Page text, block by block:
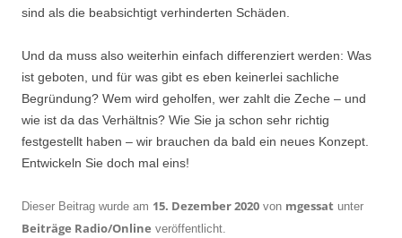
sind als die beabsichtigt verhinderten Schäden.
Und da muss also weiterhin einfach differenziert werden: Was
ist geboten, und für was gibt es eben keinerlei sachliche
Begründung? Wem wird geholfen, wer zahlt die Zeche – und
wie ist da das Verhältnis? Wie Sie ja schon sehr richtig
festgestellt haben – wir brauchen da bald ein neues Konzept.
Entwickeln Sie doch mal eins!
Dieser Beitrag wurde am 15. Dezember 2020 von mgessat unter
Beiträge Radio/Online veröffentlicht.